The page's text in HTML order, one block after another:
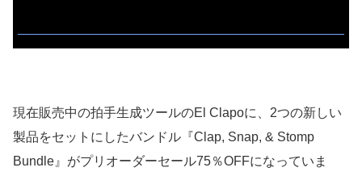
現在販売中の拍手生成ツールのEl Clapoに、2つの新しい
製品をセットにしたバンドル『Clap, Snap, & Stomp
Bundle』がプリオーダーセール75％OFFになっていま